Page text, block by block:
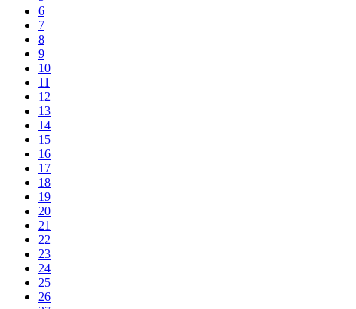
6
7
8
9
10
11
12
13
14
15
16
17
18
19
20
21
22
23
24
25
26